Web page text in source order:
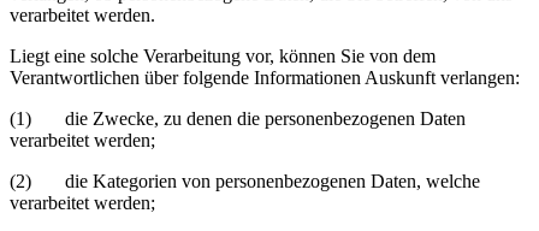
verarbeitet werden.
Liegt eine solche Verarbeitung vor, können Sie von dem
Verantwortlichen über folgende Informationen Auskunft verlangen:
(1) die Zwecke, zu denen die personenbezogenen Daten
verarbeitet werden;
(2) die Kategorien von personenbezogenen Daten, welche
verarbeitet werden;